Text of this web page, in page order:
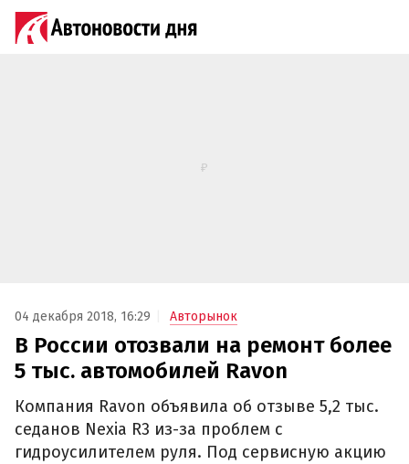
04 декабря 2018, 16:29 Авторынок
В России отозвали на ремонт более
5 тыс. автомобилей Ravon
Компания Ravon объявила об отзыве 5,2 тыс.
седанов Nexia R3 из-за проблем с
гидроусилителем руля. Под сервисную акцию